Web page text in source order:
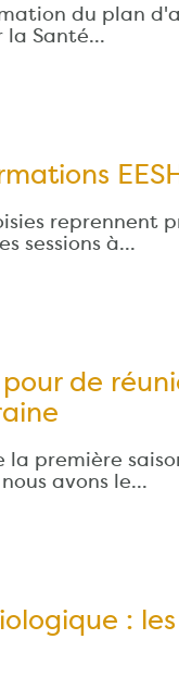
du plan
la Santé…
reprennent
sessions à…
de
la première
avons le…
: